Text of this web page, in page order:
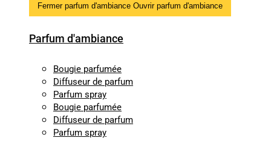
Fermer parfum d'ambiance Ouvrir parfum d'ambiance
Parfum d'ambiance
Bougie parfumée
Diffuseur de parfum
Parfum spray
Bougie parfumée
Diffuseur de parfum
Parfum spray